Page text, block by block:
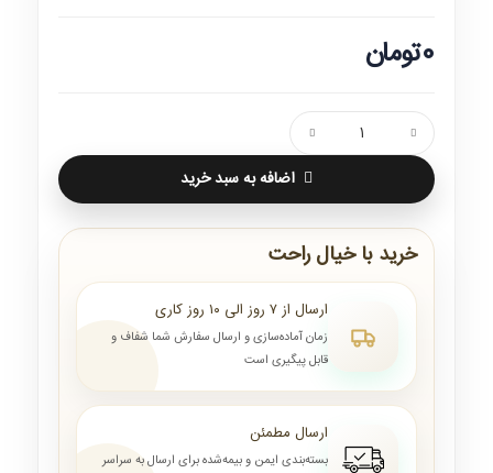
0تومان
اضافه به سبد خرید
خرید با خیال راحت
ارسال از ۷ روز الی ۱۰ روز کاری
زمان آماده‌سازی و ارسال سفارش شما شفاف و
قابل پیگیری است
ارسال مطمئن
بسته‌بندی ایمن و بیمه‌شده برای ارسال به سراسر